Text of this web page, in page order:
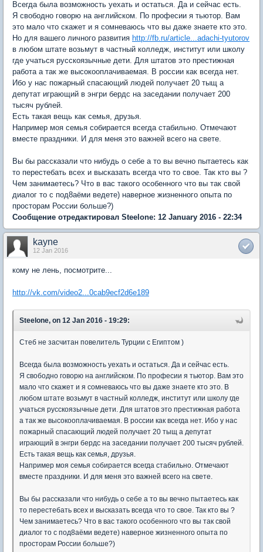
Всегда была возможность уехать и остаться. Да и сейчас есть.
Я свободно говорю на английском. По професии я тьютор. Вам
это мало что скажет и я сомневаюсь что вы даже знаете кто это.
Но для вашего личного развития http://fb.ru/article...adachi-tyutorov
в любом штате возьмут в частный колледж, институт или школу
где учаться русскоязычные дети. Для штатов это престижная
работа а так же высокооплачиваемая. В россии как всегда нет.
Ибо у нас пожарный спасающий людей получает 20 тыщ а
депутат играющий в энгри бердс на заседании получает 200
тысяч рублей.
Есть такая вещь как семья, друзья.
Например моя семья собирается всегда стабильно. Отмечают
вместе праздники. И для меня это важней всего на свете.
Вы бы рассказали что нибудь о себе а то вы вечно пытаетесь как
то перестебать всех и высказать всегда что то свое. Так кто вы ?
Чем занимаетесь? Что в вас такого особенного что вы так свой
диалог то с под8аёми ведете) наверное жизненного опыта по
просторам России больше?)
Сообщение отредактировал Steelone: 12 January 2016 - 22:34
kayne
12 Jan 2016
кому не лень, посмотрите...
http://vk.com/video2...0cab9ecf2d6e189
Steelone, on 12 Jan 2016 - 19:29:
Стеб не засчитан повелитель Турции с Египтом )
Всегда была возможность уехать и остаться. Да и сейчас есть.
Я свободно говорю на английском. По професии я тьютор. Вам это
мало что скажет и я сомневаюсь что вы даже знаете кто это. В
любом штате возьмут в частный колледж, институт или школу где
учаться русскоязычные дети. Для штатов это престижная работа
а так же высокооплачиваемая. В россии как всегда нет. Ибо у нас
пожарный спасающий людей получает 20 тыщ а депутат
играющий в энгри бердс на заседании получает 200 тысяч рублей.
Есть такая вещь как семья, друзья.
Например моя семья собирается всегда стабильно. Отмечают
вместе праздники. И для меня это важней всего на свете.
Вы бы рассказали что нибудь о себе а то вы вечно пытаетесь как
то перестебать всех и высказать всегда что то свое. Так кто вы ?
Чем занимаетесь? Что в вас такого особенного что вы так свой
диалог то с под8аёми ведете) наверное жизненного опыта по
просторам России больше?)